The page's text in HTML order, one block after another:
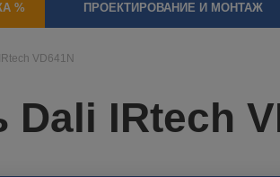
% ПРОЕКТИРОВАНИЕ И МОНТАЖ
VD641N
IRtech